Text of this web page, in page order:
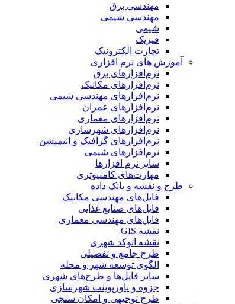
مهندسی برق
مهندسی شیمی
شیمی
فیزیک
تجارت الکترونیک
آموزش های نرم افزاری
نرم‌افزارهای برق
نرم‌افزارهای مکانیک
نرم‌افزارهای مهندسی شیمی
نرم‌افزارهای عمران
نرم‌افزارهای معماری
نرم‌افزارهای شهرسازی
نرم‌افزارهای گرافیک و انیمیشن
نرم‌افزارهای شیمی
سایر نرم افزارها
مهارت‌های کامپیوتری
طرح و نقشه و بانک داده
فایل‌های مهندسی مکانیک
فایل‌های صنایع غذایی
فایل‌های مهندسی معماری
نقشه GIS
نقشه اتوکد شهری
طرح جامع و تفصیلی
الگوی توسعه شهر و محله
سایر فایل‌ها و طرح‌های شهری
جزوه و پاورپوینت شهرسازی
طرح توجیهی و امکان سنجی